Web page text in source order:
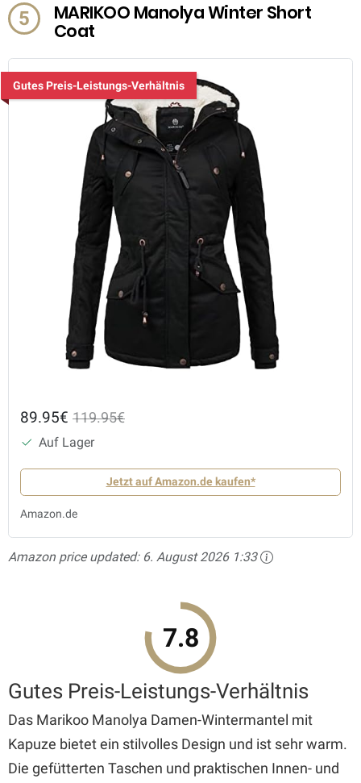
5 MARIKOO Manolya Winter Short
Coat
Gutes Preis-Leistungs-Verhältnis
89.95€ 119.95€
Auf Lager
Jetzt auf Amazon.de kaufen*
Amazon.de
Amazon price updated: 6. August 2026 1:33
7.8
Gutes Preis-Leistungs-Verhältnis
Das Marikoo Manolya Damen-Wintermantel mit
Kapuze bietet ein stilvolles Design und ist sehr warm.
Die gefütterten Taschen und praktischen Innen- und